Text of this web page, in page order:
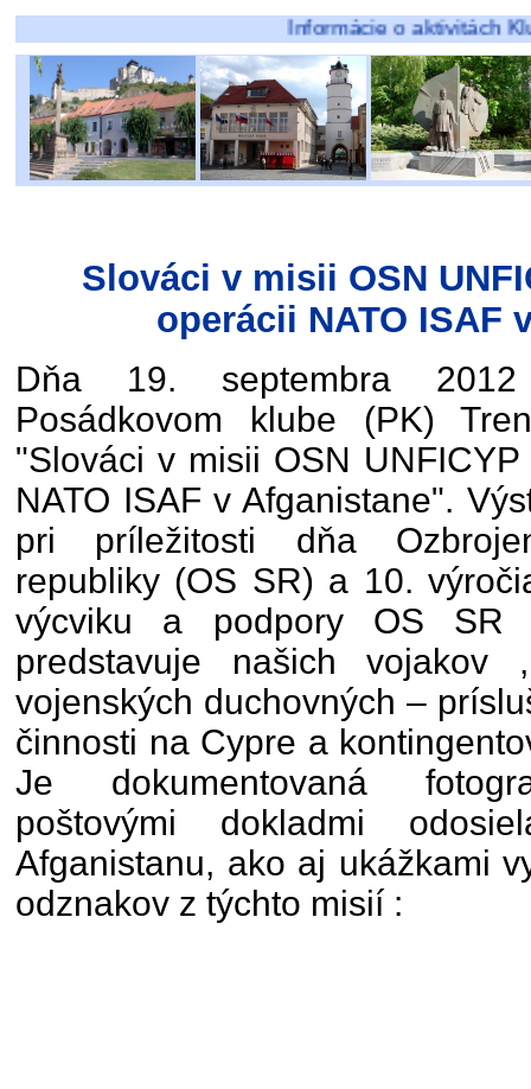
Informácie o aktivitách Klubov
Slováci v misii OSN
operácii NATO ISAF
Dňa 19. septembra
Posádkovom klube (PK)
"Slováci v misii OSN
NATO ISAF v Afganistane".
pri príležitosti dňa
republiky (OS SR) a 10.
výcviku a podpory OS SR
predstavuje našich
vojenských duchovných –
činnosti na Cypre a
Je dokumentovaná
poštovými dokladmi
Afganistanu, ako aj ukážkami
odznakov z týchto misií :